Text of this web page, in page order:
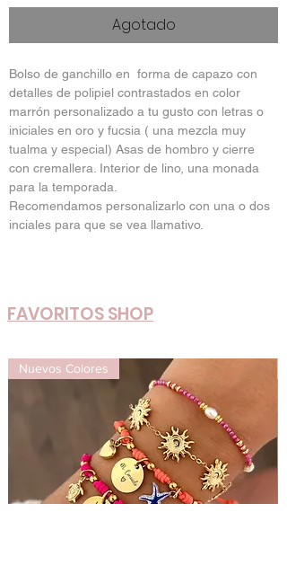
Agotado
Bolso de ganchillo en forma de capazo con
detalles de polipiel contrastados en color
marrón personalizado a tu gusto con letras o
iniciales en oro y fucsia ( una mezcla muy
tualma y especial) Asas de hombro y cierre
con cremallera. Interior de lino, una monada
para la temporada.
Recomendamos personalizarlo con una o dos
inciales para que se vea llamativo.
FAVORITOS SHOP
Nuevos Colores